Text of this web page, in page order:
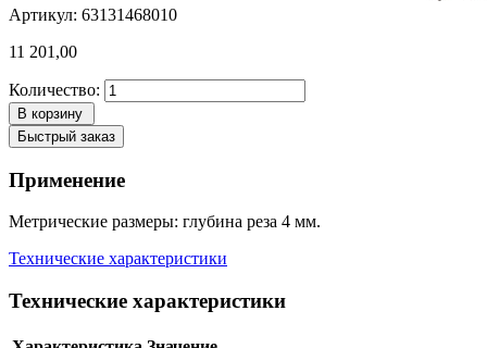
Артикул: 63131468010
11 201,00
Количество:
В корзину
Быстрый заказ
Применение
Метрические размеры: глубина реза 4 мм.
Технические характеристики
Технические характеристики